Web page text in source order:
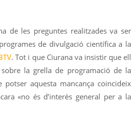
de les preguntes realitzades va ser
de divulgació científica a la
. Tot i que Ciurana va insistir que ell
la grella de programació de la
potser aquesta mancança coincideix
«no és d’interès general per a la